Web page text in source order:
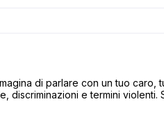
di parlare con un tuo caro,
discriminazioni e termini violenti.